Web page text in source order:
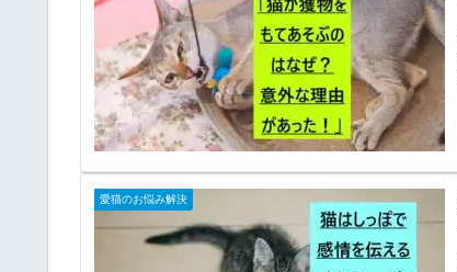
愛猫のお悩み解決